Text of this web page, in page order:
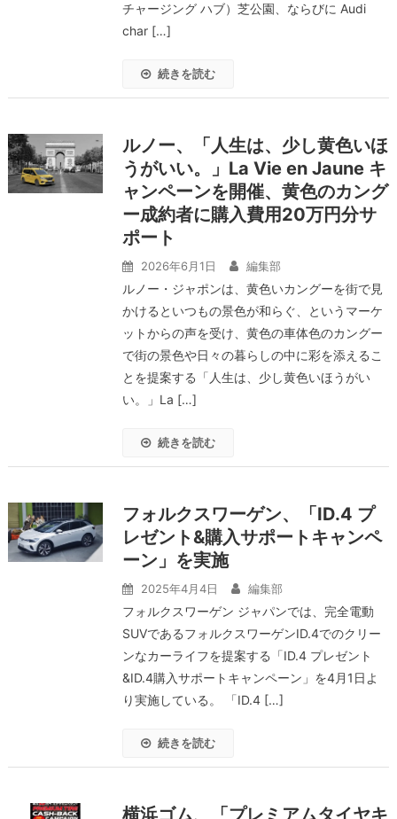
チャージング ハブ）芝公園、ならびに Audi
char […]
続きを読む
ルノー、「人生は、少し黄色いほ
うがいい。」La Vie en Jaune キ
ャンペーンを開催、黄色のカング
ー成約者に購入費用20万円分サ
ポート
2026年6月1日 編集部
ルノー・ジャポンは、黄色いカングーを街で見
かけるといつもの景色が和らぐ、というマーケ
ットからの声を受け、黄色の車体色のカングー
で街の景色や日々の暮らしの中に彩を添えるこ
とを提案する「人生は、少し黄色いほうがい
い。」La […]
続きを読む
フォルクスワーゲン、「ID.4 プ
レゼント&購入サポートキャンペ
ーン」を実施
2025年4月4日 編集部
フォルクスワーゲン ジャパンでは、完全電動
SUVであるフォルクスワーゲンID.4でのクリー
ンなカーライフを提案する「ID.4 プレゼント
&ID.4購入サポートキャンペーン」を4月1日よ
り実施している。 「ID.4 […]
続きを読む
横浜ゴム、「プレミアムタイヤキ